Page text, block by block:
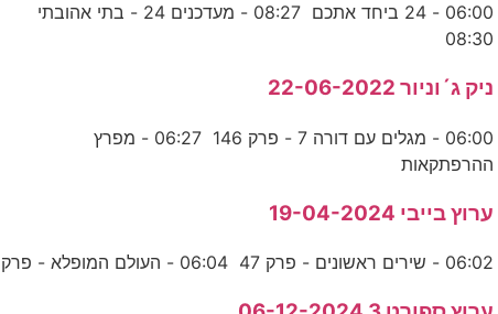
06:00 - 24 ביחד אתכם 08:27 - מעדכנים 24 - בתי אהובתי
08:30
ניק ג´וניור 22-06-2022
06:00 - מגלים עם דורה 7 - פרק 146 06:27 - מפרץ
ההרפתקאות
ערוץ בייבי 19-04-2024
06:02 - שירים ראשונים - פרק 47 06:04 - העולם המופלא - פרק